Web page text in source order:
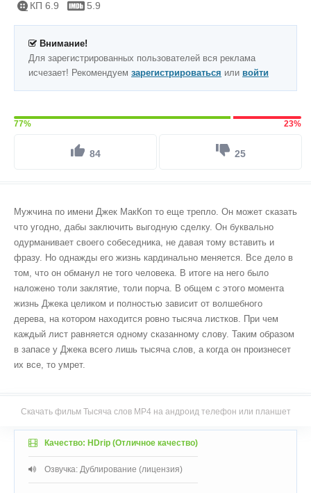
КП 6.9 5.9
Внимание!
Для зарегистрированных пользователей вся реклама
исчезает! Рекомендуем зарегистрироваться или войти
77% 23%
84 25
Мужчина по имени Джек МакКоп то еще трепло. Он может сказать
что угодно, дабы заключить выгодную сделку. Он буквально
одурманивает своего собеседника, не давая тому вставить и
фразу. Но однажды его жизнь кардинально меняется. Все дело в
том, что он обманул не того человека. В итоге на него было
наложено толи заклятие, толи порча. В общем с этого момента
жизнь Джека целиком и полностью зависит от волшебного
дерева, на котором находится ровно тысяча листков. При чем
каждый лист равняется одному сказанному слову. Таким образом
в запасе у Джека всего лишь тысяча слов, а когда он произнесет
их все, то умрет.
Скачать фильм Тысяча слов MP4 на андроид телефон или планшет
Качество: HDrip (Отличное качество)
Озвучка: Дублирование (лицензия)